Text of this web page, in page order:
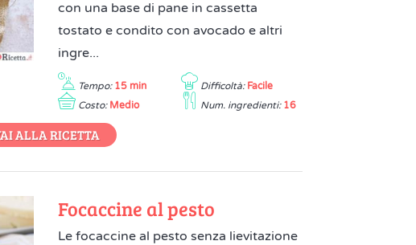
con una base di pane in cassetta
tostato e condito con avocado e altri
ingre...
Tempo: 15 min Difficoltà: Facile
Costo: Medio Num. ingredienti: 16
ALLA RICETTA
Focaccine al pesto
Le focaccine al pesto senza lievitazione